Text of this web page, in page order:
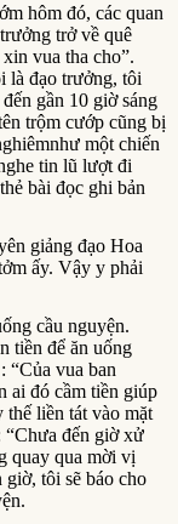
hôm đó, các quan
trở về quê
vua tha cho”.
là đạo trưởng, tôi
gần 10 giờ sáng
trộm cướp cũng bị
một chiến
tin lũ lượt đi
bài đọc ghi bản
giảng đạo Hoa
ấy. Vậy y phải
cầu nguyện.
tiền để ăn uống
“Của vua ban
ai đó cầm tiền giúp
liền tát vào mặt
“Chưa đến giờ xử
quay qua mời vị
tôi sẽ báo cho